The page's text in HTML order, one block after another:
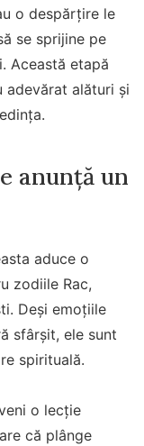
o despărțire le
se sprijine pe
Această etapă
adevărat alături și
anunță un
aduce o
zodiile Rac,
Deși emoțiile
sfârșit, ele sunt
spirituală.
o lecție
că plânge